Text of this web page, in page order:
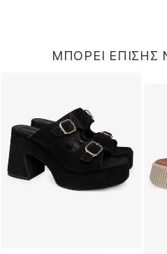
ΜΠΟΡΕΙ ΕΠΙΣΗΣ